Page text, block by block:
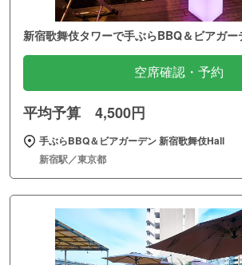
新宿歌舞伎タワーで手ぶらBBQ＆ビアガー
空席確認・予約
平均予算 4,500円
手ぶらBBQ＆ビアガーデン 新宿歌舞伎Hall
新宿駅／東京都